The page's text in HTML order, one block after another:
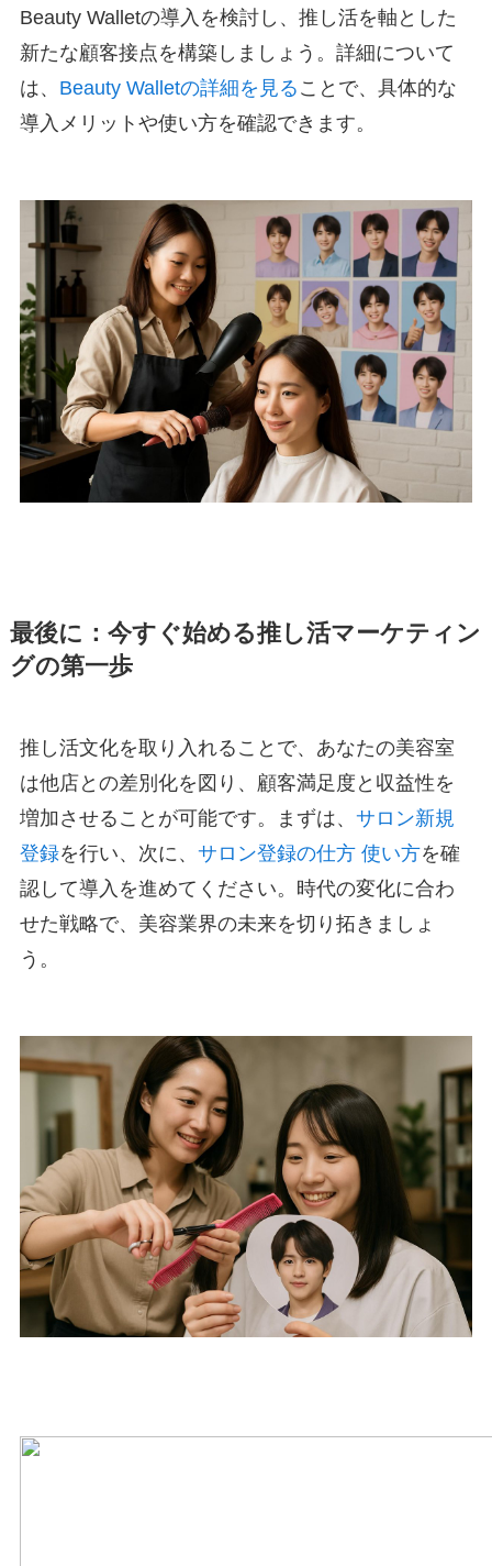
Beauty Walletの導入を検討し、推し活を軸とした
新たな顧客接点を構築しましょう。詳細について
は、 Beauty Walletの詳細を見る ことで、具体的な
導入メリットや使い方を確認できます。
最後に：今すぐ始める推し活マーケティン
グの第一歩
推し活文化を取り入れることで、あなたの美容室
は他店との差別化を図り、顧客満足度と収益性を
増加させることが可能です。まずは、 サロン新規
登録を行い、次に、 サロン登録の仕方 使い方を確
認して導入を進めてください。時代の変化に合わ
せた戦略で、美容業界の未来を切り拓きましょ
う。